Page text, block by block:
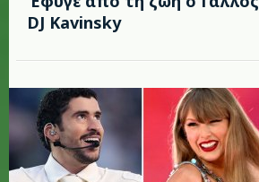
DJ Kavinsky